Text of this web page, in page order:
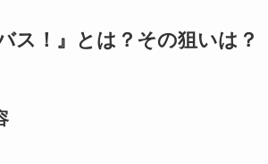
ス！』とは？その狙いは？